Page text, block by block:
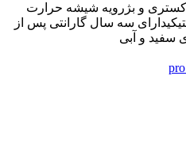
و بژرویه شیشه حرارت
سه سال گارانتی پس از